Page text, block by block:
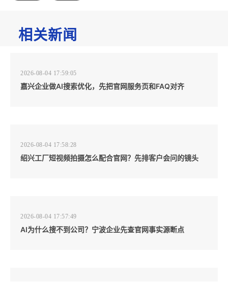
相关新闻
2026-08-04 17:59:05
嘉兴企业做AI搜索优化，先把官网服务页和FAQ对齐
2026-08-04 17:58:28
绍兴工厂短视频拍摄怎么配合官网？先排客户会问的镜头
2026-08-04 17:57:49
AI为什么搜不到公司？宁波企业先查官网事实源断点